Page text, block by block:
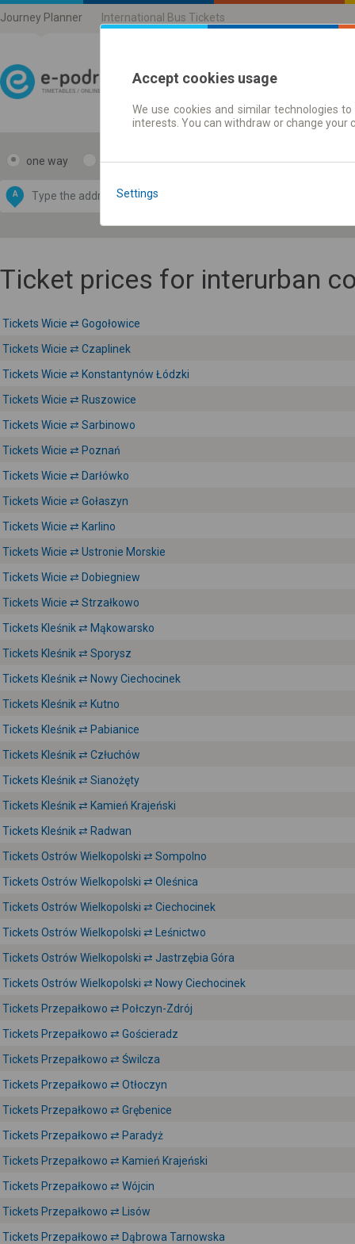
Journey Planner International Bus Tickets
Journey planner |
one way return
A
by
OpenStreetMap
Ticket prices for interurban
Tickets Wicie ⇄ Gogołowice
Tickets Wicie ⇄ Czaplinek
Tickets Wicie ⇄ Konstantynów Łódzki
Tickets Wicie ⇄ Ruszowice
Tickets Wicie ⇄ Sarbinowo
Tickets Wicie ⇄ Poznań
Tickets Wicie ⇄ Darłówko
Tickets Wicie ⇄ Gołaszyn
Tickets Wicie ⇄ Karlino
Tickets Wicie ⇄ Ustronie Morskie
Tickets Wicie ⇄ Dobiegniew
Tickets Wicie ⇄ Strzałkowo
Tickets Kleśnik ⇄ Mąkowarsko
Tickets Kleśnik ⇄ Sporysz
Tickets Kleśnik ⇄ Nowy Ciechocinek
Tickets Kleśnik ⇄ Kutno
Tickets Kleśnik ⇄ Pabianice
Tickets Kleśnik ⇄ Człuchów
Tickets Kleśnik ⇄ Sianożęty
Tickets Kleśnik ⇄ Kamień Krajeński
Tickets Kleśnik ⇄ Radwan
Tickets Ostrów Wielkopolski ⇄ Sompolno
Tickets Ostrów Wielkopolski ⇄ Oleśnica
Tickets Ostrów Wielkopolski ⇄ Ciechocinek
Tickets Ostrów Wielkopolski ⇄ Leśnictwo
Tickets Ostrów Wielkopolski ⇄ Jastrzębia Góra
Tickets Ostrów Wielkopolski ⇄ Nowy Ciechocinek
Tickets Przepałkowo ⇄ Połczyn-Zdrój
Tickets Przepałkowo ⇄ Gościeradz
Tickets Przepałkowo ⇄ Świlcza
Tickets Przepałkowo ⇄ Otłoczyn
Tickets Przepałkowo ⇄ Grębenice
Tickets Przepałkowo ⇄ Paradyż
Tickets Przepałkowo ⇄ Kamień Krajeński
Tickets Przepałkowo ⇄ Wójcin
Tickets Przepałkowo ⇄ Lisów
Tickets Przepałkowo ⇄ Dąbrowa Tarnowska
Accept cookies usage
We use cookies and similar technologies
interests. You can withdraw or change
Settings